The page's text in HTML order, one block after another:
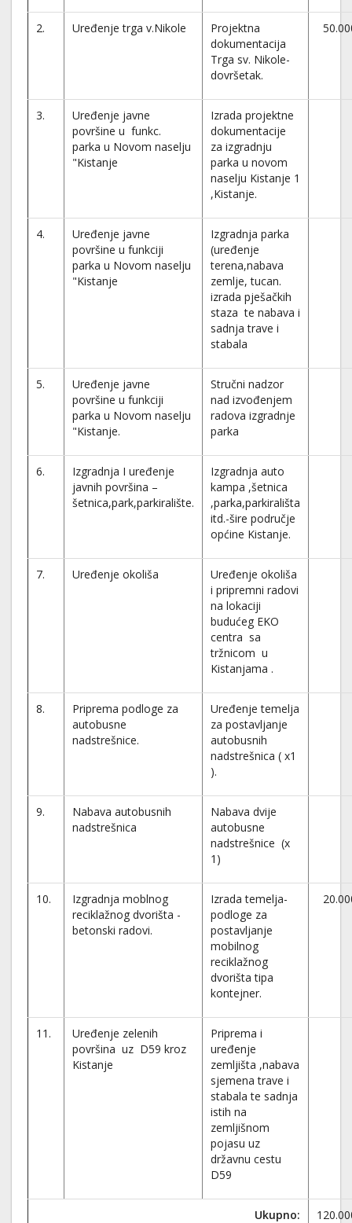
2. Uređenje trga v.Nikole
Projektna
dokumentacija
Trga sv. Nikole-
dovršetak.
3.
Uređenje javne
površine u funkc.
parka u Novom naselju
"Kistanje
Izrada projektne
dokumentacije
za izgradnju
parka u novom
naselju Kistanje 1
,Kistanje.
4.
Uređenje javne
površine u funkciji
parka u Novom naselju
"Kistanje
Izgradnja parka
(uređenje
terena,nabava
zemlje, tucan.
izrada pješačkih
staza te nabava i
sadnja trave i
stabala
5.
Uređenje javne
površine u funkciji
parka u Novom naselju
"Kistanje.
Stručni nadzor
nad izvođenjem
radova izgradnje
parka
6.
Izgradnja I uređenje
javnih površina –
šetnica,park,parkiralište.
Izgradnja auto
kampa ,šetnica
,parka,parkirališta
itd.-šire područje
općine Kistanje.
7. Uređenje okoliša
Uređenje okoliša
i pripremni radovi
na lokaciji
budućeg EKO
centra sa
tržnicom u
Kistanjama .
8.
Priprema podloge za
autobusne
nadstrešnice.
Uređenje temelja
za postavljanje
autobusnih
nadstrešnica ( x1
).
9.
Nabava autobusnih
nadstrešnica
Nabava dvije
autobusne
nadstrešnice (x
1)
10.
Izgradnja moblnog
reciklažnog dvorišta -
betonski radovi.
Izrada temelja-
podloge za
postavljanje
mobilnog
reciklažnog
dvorišta tipa
kontejner.
11.
Uređenje zelenih
površina uz D59 kroz
Kistanje
Priprema i
uređenje
zemljišta ,nabava
sjemena trave i
stabala te sadnja
istih na
zemljišnom
pojasu uz
državnu cestu
D59
Ukupno: